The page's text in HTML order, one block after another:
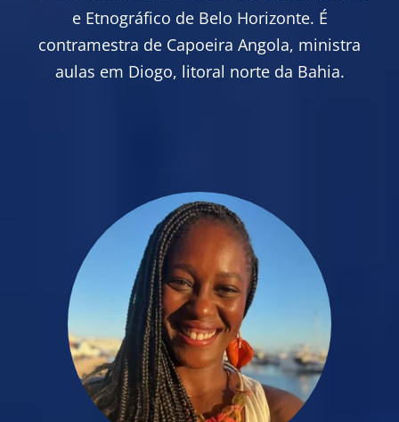
e Etnográfico de Belo Horizonte. É
contramestra de Capoeira Angola, ministra
aulas em Diogo, litoral norte da Bahia.